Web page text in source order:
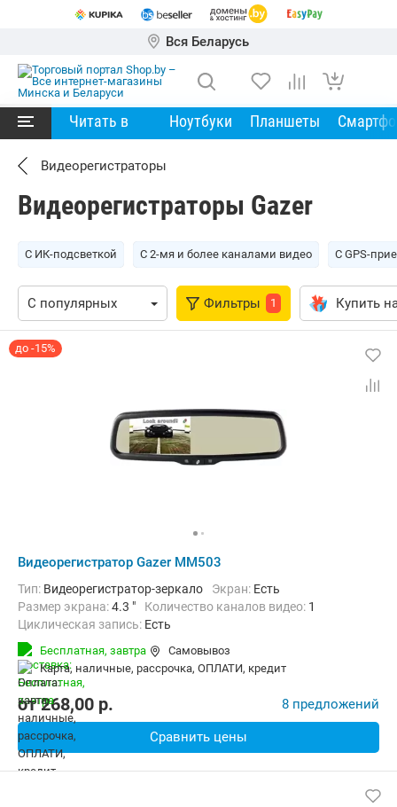
Вся Беларусь
Читать в Ноутбуки Планшеты
Видеорегистраторы
Видеорегистраторы Gazer
С ИК-подсветкой С 2-мя и более каналами видео С GPS-
Фильтры 1 Купить
до -15%
Видеорегистратор Gazer MM503
Тип: Видеорегистратор-зеркало Экран: Есть
Размер экрана:4.3 " Количество каналов видео: 1
Циклическая запись: Есть
Бесплатная, завтра
Самовывоз
карта, наличные, рассрочка, ОПЛАТИ, кредит
от268,00 p. 8 предложений
Сравнить цены